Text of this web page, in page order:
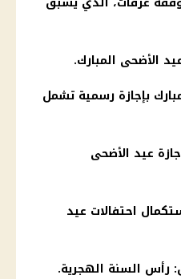
بإجازة رسمية تشمل
إجازة عيد الأضحى
احتفالات عيد